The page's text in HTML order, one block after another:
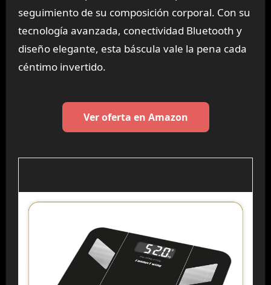
seguimiento de su composición corporal. Con su
tecnología avanzada, conectividad Bluetooth y
diseño elegante, esta báscula vale la pena cada
céntimo invertido.
Ver oferta en Amazon